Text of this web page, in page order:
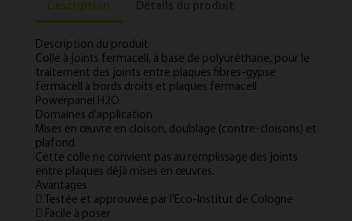
Description
Description du produit
Colle à joints fermacell, à base de polyuréthane, pour le
traitement des joints entre plaques fibres-gypse
fermacell à bords droits et plaques fermacell
Powerpanel H2O.
Domaines d’application
Mises en œuvre en cloison, doublage (contre-cloisons) et
plafond.
Cette colle ne convient pas au remplissage des joints
entre plaques déjà mises en œuvres.
Avantages
 Testée et approuvée par l’Eco-Institut de Cologne
 Facile à poser